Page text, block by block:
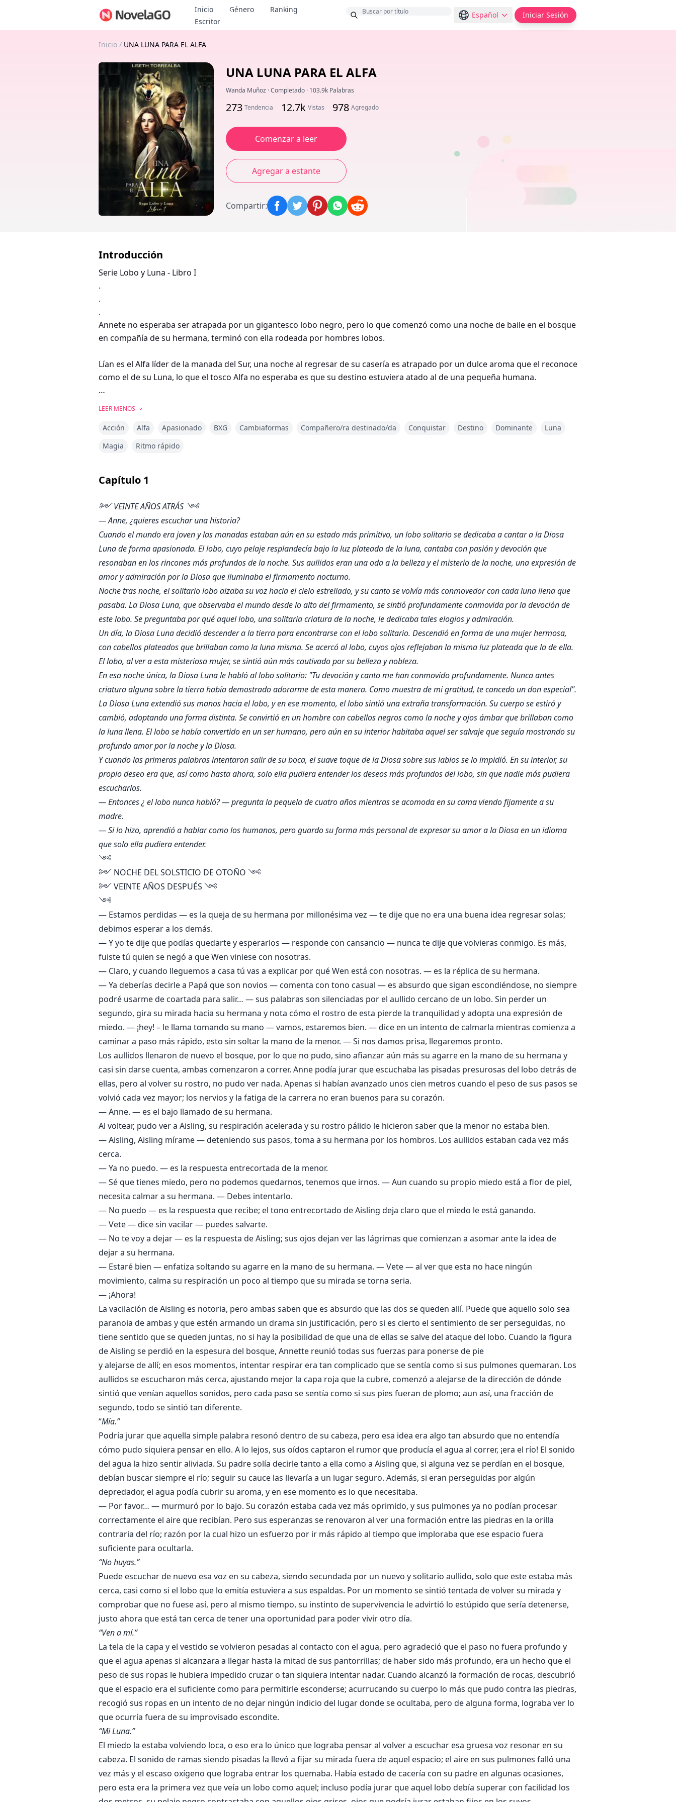
Inicio Género
Ranking
Escritor
Bonus Español Iniciar Sesión
Inicio / UNA LUNA PARA EL ALFA
UNA LUNA PARA EL ALFA
Wanda Muñoz ·Completado · 103.9k Palabras
273 Tendencia 12.7k Vistas 978 Agregado
Comenzar a leer
Agregar a estante
Compartir:
Introducción
Serie Lobo y Luna - Libro I
.
.
.
Annete no esperaba ser atrapada por un gigantesco lobo negro, pero lo que comenzó como una noche de baile en el bosque
en compañía de su hermana, terminó con ella rodeada por hombres lobos.
Lían es el Alfa líder de la manada del Sur, una noche al regresar de su casería es atrapado por un dulce aroma que el reconoce
como el de su Luna, lo que el tosco Alfa no esperaba es que su destino estuviera atado al de una pequeña humana.
LEER MENOS
Acción Alfa Apasionado BXG Cambiaformas Compañero/ra destinado/da Conquistar Destino Dominante
Luna
Magia
Ritmo rápido
Capítulo 1
༻ VEINTE AÑOS ATRÁS ༺
— Anne, ¿quieres escuchar una historia?
Cuando el mundo era joven y las manadas estaban aún en su estado más primitivo, un lobo solitario se dedicaba a cantar a la Diosa
Luna de forma apasionada. El lobo, cuyo pelaje resplandecía bajo la luz plateada de la luna, cantaba con pasión y devoción que
resonaban en los rincones más profundos de la noche. Sus aullidos eran una oda a la belleza y el misterio de la noche, una expresión de
amor y admiración por la Diosa que iluminaba el firmamento nocturno.
Noche tras noche, el solitario lobo alzaba su voz hacia el cielo estrellado, y su canto se volvía más conmovedor con cada luna llena que
pasaba. La Diosa Luna, que observaba el mundo desde lo alto del firmamento, se sintió profundamente conmovida por la devoción de
este lobo. Se preguntaba por qué aquel lobo, una solitaria criatura de la noche, le dedicaba tales elogios y admiración.
Un día, la Diosa Luna decidió descender a la tierra para encontrarse con el lobo solitario. Descendió en forma de una mujer hermosa,
con cabellos plateados que brillaban como la luna misma. Se acercó al lobo, cuyos ojos reflejaban la misma luz plateada que la de ella.
El lobo, al ver a esta misteriosa mujer, se sintió aún más cautivado por su belleza y nobleza.
En esa noche única, la Diosa Luna le habló al lobo solitario: "Tu devoción y canto me han conmovido profundamente. Nunca antes
criatura alguna sobre la tierra había demostrado adorarme de esta manera. Como muestra de mi gratitud, te concedo un don especial".
La Diosa Luna extendió sus manos hacia el lobo, y en ese momento, el lobo sintió una extraña transformación. Su cuerpo se estiró y
cambió, adoptando una forma distinta. Se convirtió en un hombre con cabellos negros como la noche y ojos ámbar que brillaban como
la luna llena. El lobo se había convertido en un ser humano, pero aún en su interior habitaba aquel ser salvaje que seguía mostrando su
profundo amor por la noche y la Diosa.
Y cuando las primeras palabras intentaron salir de su boca, el suave toque de la Diosa sobre sus labios se lo impidió. En su interior, su
propio deseo era que, así como hasta ahora, solo ella pudiera entender los deseos más profundos del lobo, sin que nadie más pudiera
escucharlos.
— Entonces ¿ el lobo nunca habló? — pregunta la pequela de cuatro años mientras se acomoda en su cama viendo fijamente a su
madre.
— Si lo hizo, aprendió a hablar como los humanos, pero guardo su forma más personal de expresar su amor a la Diosa en un idioma
que solo ella pudiera entender.
༺
༻ NOCHE DEL SOLSTICIO DE OTOÑO ༺
༻ VEINTE AÑOS DESPUÉS ༺
༺
— Estamos perdidas — es la queja de su hermana por millonésima vez — te dije que no era una buena idea regresar solas;
debimos esperar a los demás.
— Y yo te dije que podías quedarte y esperarlos — responde con cansancio — nunca te dije que volvieras conmigo. Es más,
fuiste tú quien se negó a que Wen viniese con nosotras.
— Claro, y cuando lleguemos a casa tú vas a explicar por qué Wen está con nosotras. — es la réplica de su hermana.
— Ya deberías decirle a Papá que son novios — comenta con tono casual — es absurdo que sigan escondiéndose, no siempre
podré usarme de coartada para salir… — sus palabras son silenciadas por el aullido cercano de un lobo. Sin perder un
segundo, gira su mirada hacia su hermana y nota cómo el rostro de esta pierde la tranquilidad y adopta una expresión de
miedo. — ¡hey! – le llama tomando su mano — vamos, estaremos bien. — dice en un intento de calmarla mientras comienza a
caminar a paso más rápido, esto sin soltar la mano de la menor. — Si nos damos prisa, llegaremos pronto.
Los aullidos llenaron de nuevo el bosque, por lo que no pudo, sino afianzar aún más su agarre en la mano de su hermana y
casi sin darse cuenta, ambas comenzaron a correr. Anne podía jurar que escuchaba las pisadas presurosas del lobo detrás de
ellas, pero al volver su rostro, no pudo ver nada. Apenas si habían avanzado unos cien metros cuando el peso de sus pasos se
volvió cada vez mayor; los nervios y la fatiga de la carrera no eran buenos para su corazón.
— Anne. — es el bajo llamado de su hermana.
Al voltear, pudo ver a Aisling, su respiración acelerada y su rostro pálido le hicieron saber que la menor no estaba bien.
— Aisling, Aisling mírame — deteniendo sus pasos, toma a su hermana por los hombros. Los aullidos estaban cada vez más
cerca.
— Ya no puedo. — es la respuesta entrecortada de la menor.
— Sé que tienes miedo, pero no podemos quedarnos, tenemos que irnos. — Aun cuando su propio miedo está a flor de piel,
necesita calmar a su hermana. — Debes intentarlo.
— No puedo — es la respuesta que recibe; el tono entrecortado de Aisling deja claro que el miedo le está ganando.
— Vete — dice sin vacilar — puedes salvarte.
— No te voy a dejar — es la respuesta de Aisling; sus ojos dejan ver las lágrimas que comienzan a asomar ante la idea de
dejar a su hermana.
— Estaré bien — enfatiza soltando su agarre en la mano de su hermana. — Vete — al ver que esta no hace ningún
movimiento, calma su respiración un poco al tiempo que su mirada se torna seria.
— ¡Ahora!
La vacilación de Aisling es notoria, pero ambas saben que es absurdo que las dos se queden allí. Puede que aquello solo sea
paranoia de ambas y que estén armando un drama sin justificación, pero si es cierto el sentimiento de ser perseguidas, no
tiene sentido que se queden juntas, no si hay la posibilidad de que una de ellas se salve del ataque del lobo. Cuando la figura
de Aisling se perdió en la espesura del bosque, Annette reunió todas sus fuerzas para ponerse de pie
y alejarse de allí; en esos momentos, intentar respirar era tan complicado que se sentía como si sus pulmones quemaran. Los
aullidos se escucharon más cerca, ajustando mejor la capa roja que la cubre, comenzó a alejarse de la dirección de dónde
sintió que venían aquellos sonidos, pero cada paso se sentía como si sus pies fueran de plomo; aun así, una fracción de
segundo, todo se sintió tan diferente.
“Mía.”
Podría jurar que aquella simple palabra resonó dentro de su cabeza, pero esa idea era algo tan absurdo que no entendía
cómo pudo siquiera pensar en ello. A lo lejos, sus oídos captaron el rumor que producía el agua al correr, ¡era el río! El sonido
del agua la hizo sentir aliviada. Su padre solía decirle tanto a ella como a Aisling que, si alguna vez se perdían en el bosque,
debían buscar siempre el río; seguir su cauce las llevaría a un lugar seguro. Además, si eran perseguidas por algún
depredador, el agua podía cubrir su aroma, y en ese momento es lo que necesitaba.
— Por favor… — murmuró por lo bajo. Su corazón estaba cada vez más oprimido, y sus pulmones ya no podían procesar
correctamente el aire que recibían. Pero sus esperanzas se renovaron al ver una formación entre las piedras en la orilla
contraria del río; razón por la cual hizo un esfuerzo por ir más rápido al tiempo que imploraba que ese espacio fuera
suficiente para ocultarla.
“No huyas.”
Puede escuchar de nuevo esa voz en su cabeza, siendo secundada por un nuevo y solitario aullido, solo que este estaba más
cerca, casi como si el lobo que lo emitía estuviera a sus espaldas. Por un momento se sintió tentada de volver su mirada y
comprobar que no fuese así, pero al mismo tiempo, su instinto de supervivencia le advirtió lo estúpido que sería detenerse,
justo ahora que está tan cerca de tener una oportunidad para poder vivir otro día.
“Ven a mí.”
La tela de la capa y el vestido se volvieron pesadas al contacto con el agua, pero agradeció que el paso no fuera profundo y
que el agua apenas si alcanzara a llegar hasta la mitad de sus pantorrillas; de haber sido más profundo, era un hecho que el
peso de sus ropas le hubiera impedido cruzar o tan siquiera intentar nadar. Cuando alcanzó la formación de rocas, descubrió
que el espacio era el suficiente como para permitirle esconderse; acurrucando su cuerpo lo más que pudo contra las piedras,
recogió sus ropas en un intento de no dejar ningún indicio del lugar donde se ocultaba, pero de alguna forma, lograba ver lo
que ocurría fuera de su improvisado escondite.
“Mi Luna.”
El miedo la estaba volviendo loca, o eso era lo único que lograba pensar al volver a escuchar esa gruesa voz resonar en su
cabeza. El sonido de ramas siendo pisadas la llevó a fijar su mirada fuera de aquel espacio; el aire en sus pulmones falló una
vez más y el escaso oxígeno que lograba entrar los quemaba. Había estado de cacería con su padre en algunas ocasiones,
pero esta era la primera vez que veía un lobo como aquel; incluso podía jurar que aquel lobo debía superar con facilidad los